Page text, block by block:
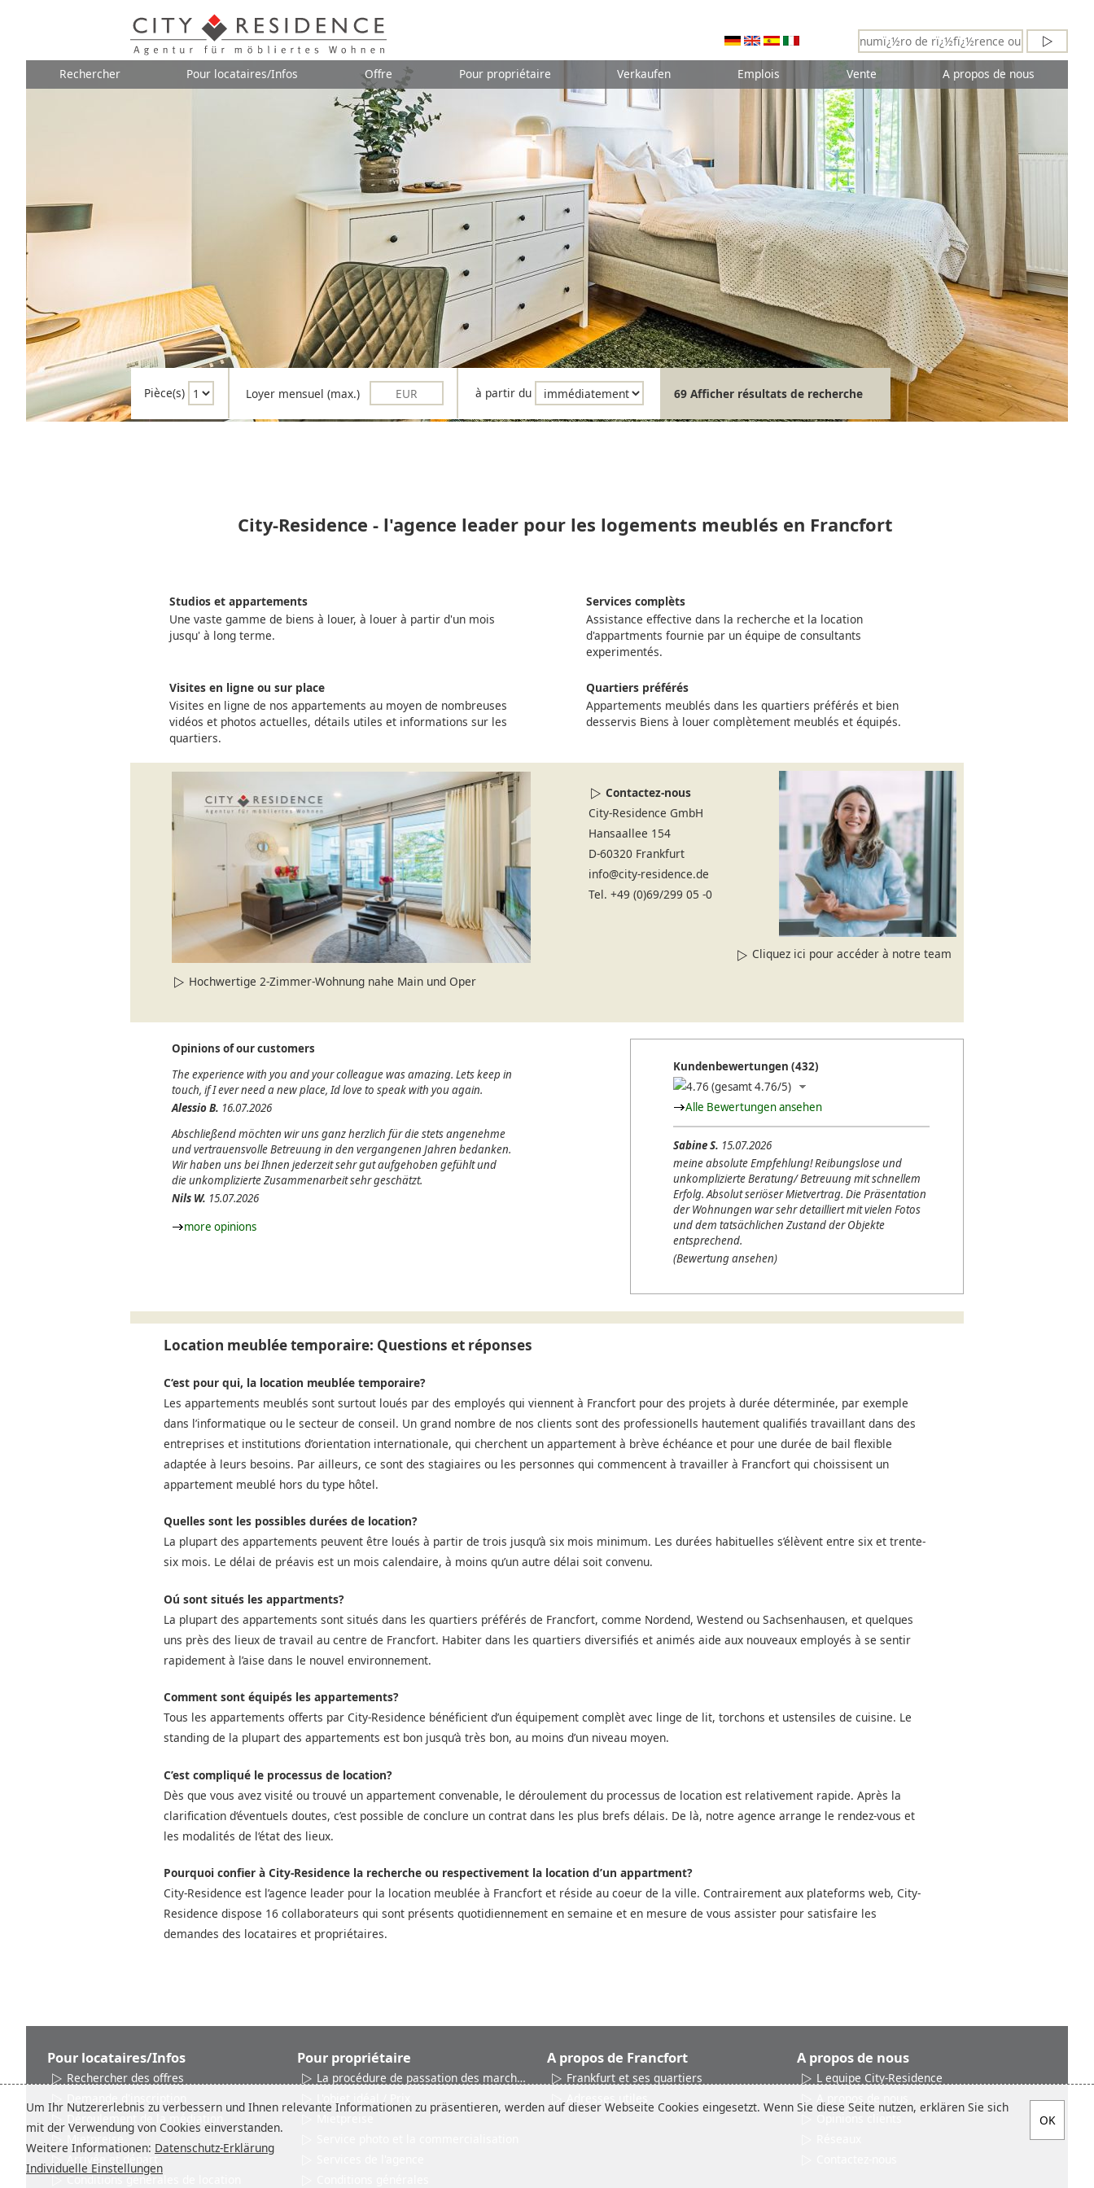
Rechercher Pour locataires/Infos Offre Pour propriétaire Verkaufen Emplois Vente A propos de nous
Pièce(s) Loyer mensuel (max.) à partir du 69 Afficher résultats de recherche
City-Residence - l'agence leader pour les logements meublés en Francfort
Studios et appartements
Une vaste gamme de biens à louer, à louer à partir d'un mois
jusqu' à long terme.
Services complèts
Assistance effective dans la recherche et la location
d'appartments fournie par un équipe de consultants
experimentés.
Visites en ligne ou sur place
Visites en ligne de nos appartements au moyen de nombreuses
vidéos et photos actuelles, détails utiles et informations sur les
quartiers.
Quartiers préférés
Appartements meublés dans les quartiers préférés et bien
desservis Biens à louer complètement meublés et équipés.
Hochwertige 2-Zimmer-Wohnung nahe Main und Oper
Cliquez ici pour accéder à notre team
Contactez-nous
City-Residence GmbH
Hansaallee 154
D-60320 Frankfurt
info@city-residence.de
Tel. +49 (0)69/299 05 -0
Opinions of our customers
The experience with you and your colleague was amazing. Lets keep in
touch, if I ever need a new place, Id love to speak with you again.
Alessio B. 16.07.2026
Abschließend möchten wir uns ganz herzlich für die stets angenehme
und vertrauensvolle Betreuung in den vergangenen Jahren bedanken.
Wir haben uns bei Ihnen jederzeit sehr gut aufgehoben gefühlt und
die unkomplizierte Zusammenarbeit sehr geschätzt.
Nils W. 15.07.2026
more opinions
Kundenbewertungen (432)
(gesamt 4.76/5)
Alle Bewertungen ansehen
Sabine S. 15.07.2026
meine absolute Empfehlung! Reibungslose und
unkomplizierte Beratung/ Betreuung mit schnellem
Erfolg. Absolut seriöser Mietvertrag. Die Präsentation
der Wohnungen war sehr detailliert mit vielen Fotos
und dem tatsächlichen Zustand der Objekte
entsprechend.
(Bewertung ansehen)
Location meublée temporaire: Questions et réponses
C‘est pour qui, la location meublée temporaire?
Les appartements meublés sont surtout loués par des employés qui viennent à Francfort pour des projets à durée déterminée, par exemple
dans l’informatique ou le secteur de conseil. Un grand nombre de nos clients sont des professionells hautement qualifiés travaillant dans des
entreprises et institutions d’orientation internationale, qui cherchent un appartement à brève échéance et pour une durée de bail flexible
adaptée à leurs besoins. Par ailleurs, ce sont des stagiaires ou les personnes qui commencent à travailler à Francfort qui choissisent un
appartement meublé hors du type hôtel.
Quelles sont les possibles durées de location?
La plupart des appartements peuvent être loués à partir de trois jusqu’à six mois minimum. Les durées habituelles s’élèvent entre six et trente-
six mois. Le délai de préavis est un mois calendaire, à moins qu’un autre délai soit convenu.
Oú sont situés les appartments?
La plupart des appartements sont situés dans les quartiers préférés de Francfort, comme Nordend, Westend ou Sachsenhausen, et quelques
uns près des lieux de travail au centre de Francfort. Habiter dans les quartiers diversifiés et animés aide aux nouveaux employés à se sentir
rapidement à l’aise dans le nouvel environnement.
Comment sont équipés les appartements?
Tous les appartements offerts par City-Residence bénéficient d’un équipement complèt avec linge de lit, torchons et ustensiles de cuisine. Le
standing de la plupart des appartements est bon jusqu’à très bon, au moins d’un niveau moyen.
C’est compliqué le processus de location?
Dès que vous avez visité ou trouvé un appartement convenable, le déroulement du processus de location est relativement rapide. Après la
clarification d‘éventuels doutes, c’est possible de conclure un contrat dans les plus brefs délais. De là, notre agence arrange le rendez-vous et
les modalités de l‘état des lieux.
Pourquoi confier à City-Residence la recherche ou respectivement la location d’un appartment?
City-Residence est l’agence leader pour la location meublée à Francfort et réside au coeur de la ville. Contrairement aux plateforms web, City-
Residence dispose 16 collaborateurs qui sont présents quotidiennement en semaine et en mesure de vous assister pour satisfaire les
demandes des locataires et propriétaires.
Pour locataires/Infos
Rechercher des offres
Arrivée et départ
Conditions générales de location
Pour propriétaire
La procédure de passation des marchés
A propos de Francfort
Frankfurt et ses quartiers
A propos de nous
L equipe City-Residence
Um Ihr Nutzererlebnis zu verbessern und Ihnen relevante Informationen zu präsentieren, werden auf dieser Webseite Cookies eingesetzt. Wenn Sie diese Seite nutzen, erklären Sie sich
mit der Verwendung von Cookies einverstanden.
Weitere Informationen: Datenschutz-Erklärung
Individuelle Einstellungen